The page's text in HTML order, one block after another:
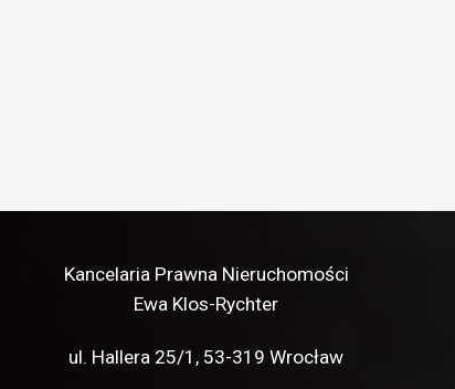
Kancelaria Prawna Nieruchomości
Ewa Klos-Rychter
ul. Hallera 25/1, 53-319 Wrocław